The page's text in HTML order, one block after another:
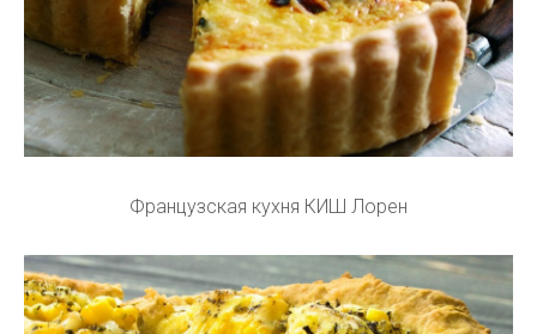
Французская кухня КИШ Лорен